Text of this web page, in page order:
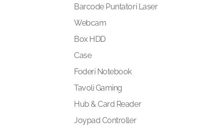
Barcode Puntatori Laser
Webcam
Box HDD
Case
Foderi Notebook
Tavoli Gaming
Hub & Card Reader
Joypad Controller